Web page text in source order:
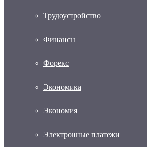
Трудоустройство
Финансы
Форекс
Экономика
Экономия
Электронные платежи